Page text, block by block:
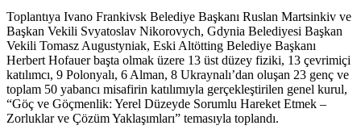
Toplantıya Ivano Frankivsk Belediye Başkanı Ruslan Martsinkiv ve
Başkan Vekili Svyatoslav Nikorovych, Gdynia Belediyesi Başkan
Vekili Tomasz Augustyniak, Eski Altötting Belediye Başkanı
Herbert Hofauer başta olmak üzere 13 üst düzey fiziki, 13 çevrimiçi
katılımcı, 9 Polonyalı, 6 Alman, 8 Ukraynalı’dan oluşan 23 genç ve
toplam 50 yabancı misafirin katılımıyla gerçekleştirilen genel kurul,
“Göç ve Göçmenlik: Yerel Düzeyde Sorumlu Hareket Etmek –
Zorluklar ve Çözüm Yaklaşımları” temasıyla toplandı.